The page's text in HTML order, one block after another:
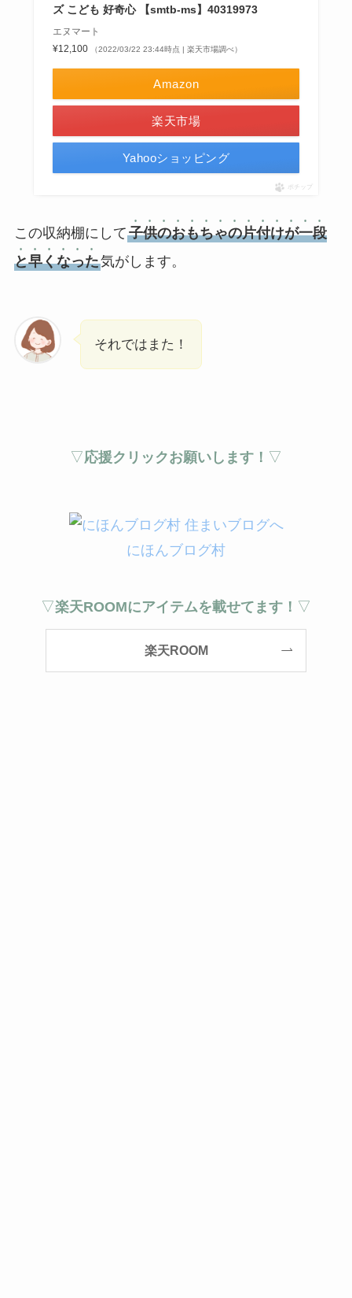
ズ こども 好奇心 【smtb-ms】40319973
エヌマート
¥12,100
（2022/03/22 23:44時点 | 楽天市場調べ）
Amazon
楽天市場
Yahooショッピング
ポチップ
この収納棚にして子供のおもちゃの片付けが一段
と早くなった気がします。
それではまた！
▽応援クリックお願いします！ ▽
にほんブログ村
▽楽天ROOMにアイテムを載せてます！ ▽
楽天ROOM